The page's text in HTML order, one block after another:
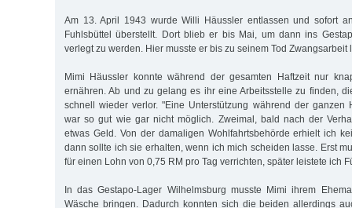
Am 13. April 1943 wurde Willi Häussler entlassen und sofort
Fuhls­büttel überstellt. Dort blieb er bis Mai, um dann ins
verlegt zu werden. Hier musste er bis zu seinem Tod Zwangsarbeit
Mimi Häussler konnte während der gesamten Haft­zeit nur
ernähren. Ab und zu gelang es ihr eine Arbeitsstelle zu finden,
schnell wieder verlor. "Eine Unterstützung während der ganzen
war so gut wie gar nicht möglich. Zweimal, bald nach der
etwas Geld. Von der damaligen Wohlfahrtsbehörde erhielt ich
dann sollte ich sie erhalten, wenn ich mich scheiden lasse. Erst
für einen Lohn von 0,75 RM pro Tag verrichten, später leistete ich
In das Gestapo-Lager Wilhelmsburg musste Mimi ihrem
Wäsche bringen. Dadurch konnten sich die beiden allerdings